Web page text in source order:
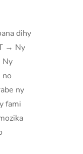
dihy
→ Ny
Ny
ny
fami